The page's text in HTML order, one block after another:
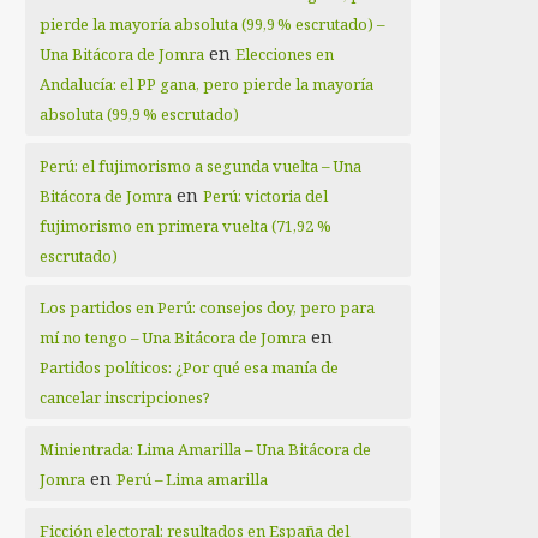
pierde la mayoría absoluta (99,9 % escrutado) –
Una Bitácora de Jomra enElecciones en
Andalucía: el PP gana, pero pierde la mayoría
absoluta (99,9 % escrutado)
Perú: el fujimorismo a segunda vuelta – Una
Bitácora de Jomra enPerú: victoria del
fujimorismo en primera vuelta (71,92 %
escrutado)
Los partidos en Perú: consejos doy, pero para
mí no tengo – Una Bitácora de Jomra en
Partidos políticos: ¿Por qué esa manía de
cancelar inscripciones?
Minientrada: Lima Amarilla – Una Bitácora de
Jomra enPerú – Lima amarilla
Ficción electoral: resultados en España del